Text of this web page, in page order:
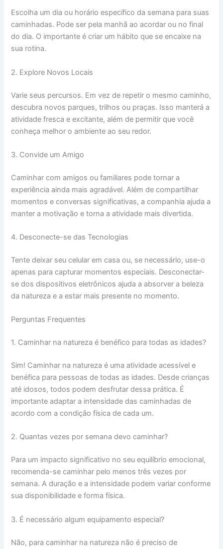
Escolha um dia ou horário específico da semana para suas
caminhadas. Pode ser pela manhã ao acordar ou no final
do dia. O importante é criar um hábito que se encaixe na
sua rotina.
2. Explore Novos Locais
Varie seus percursos. Em vez de repetir o mesmo caminho,
descubra novos parques, trilhos ou praças. Isso manterá a
atividade fresca e excitante, além de permitir que você
conheça melhor o ambiente ao seu redor.
3. Convide um Amigo
Caminhar com amigos ou familiares pode tornar a
experiência ainda mais agradável. Além de compartilhar
momentos e conversas significativas, a companhia ajuda a
manter a motivação e torna a atividade mais divertida.
4. Desconecte-se das Tecnologias
Tente deixar seu celular em casa ou, se necessário, use-o
apenas para capturar momentos especiais. Desconectar-
se dos dispositivos eletrônicos ajuda a absorver a beleza
da natureza e a estar mais presente no momento.
Perguntas Frequentes
1. Caminhar na natureza é benéfico para todas as idades?
Sim! Caminhar na natureza é uma atividade acessível e
benéfica para pessoas de todas as idades. Desde crianças
até idosos, todos podem desfrutar dessa prática. É
importante adaptar a intensidade das caminhadas de
acordo com a condição física de cada um.
2. Quantas vezes por semana devo caminhar?
Para um impacto significativo no seu equilíbrio emocional,
recomenda-se caminhar pelo menos três vezes por
semana. A duração e a intensidade podem variar conforme
sua disponibilidade e forma física.
3. É necessário algum equipamento especial?
Não, para caminhar na natureza não é preciso de